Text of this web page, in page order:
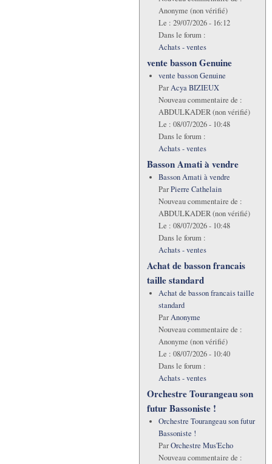
Anonyme (non vérifié)
Le : 29/07/2026 - 16:12
Dans le forum :
Achats - ventes
vente basson Genuine
vente basson Genuine
ParAcya BIZIEUX
Nouveau commentaire de :
ABDULKADER (non vérifié)
Le : 08/07/2026 - 10:48
Dans le forum :
Achats - ventes
Basson Amati à vendre
Basson Amati à vendre
ParPierre Cathelain
Nouveau commentaire de :
ABDULKADER (non vérifié)
Le : 08/07/2026 - 10:48
Dans le forum :
Achats - ventes
Achat de basson francais
taille standard
Achat de basson francais taille
standard
ParAnonyme
Nouveau commentaire de :
Anonyme (non vérifié)
Le : 08/07/2026 - 10:40
Dans le forum :
Achats - ventes
Orchestre Tourangeau son
futur Bassoniste !
Orchestre Tourangeau son futur
Bassoniste !
ParOrchestre Mus'Echo
Nouveau commentaire de :